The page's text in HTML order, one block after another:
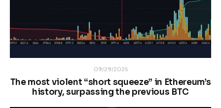
09/29/2025
The most violent “short squeeze” in Ethereum’s
history, surpassing the previous BTC